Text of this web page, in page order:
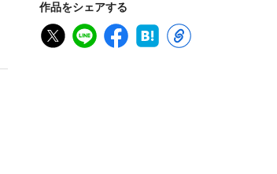
作品をシェアする